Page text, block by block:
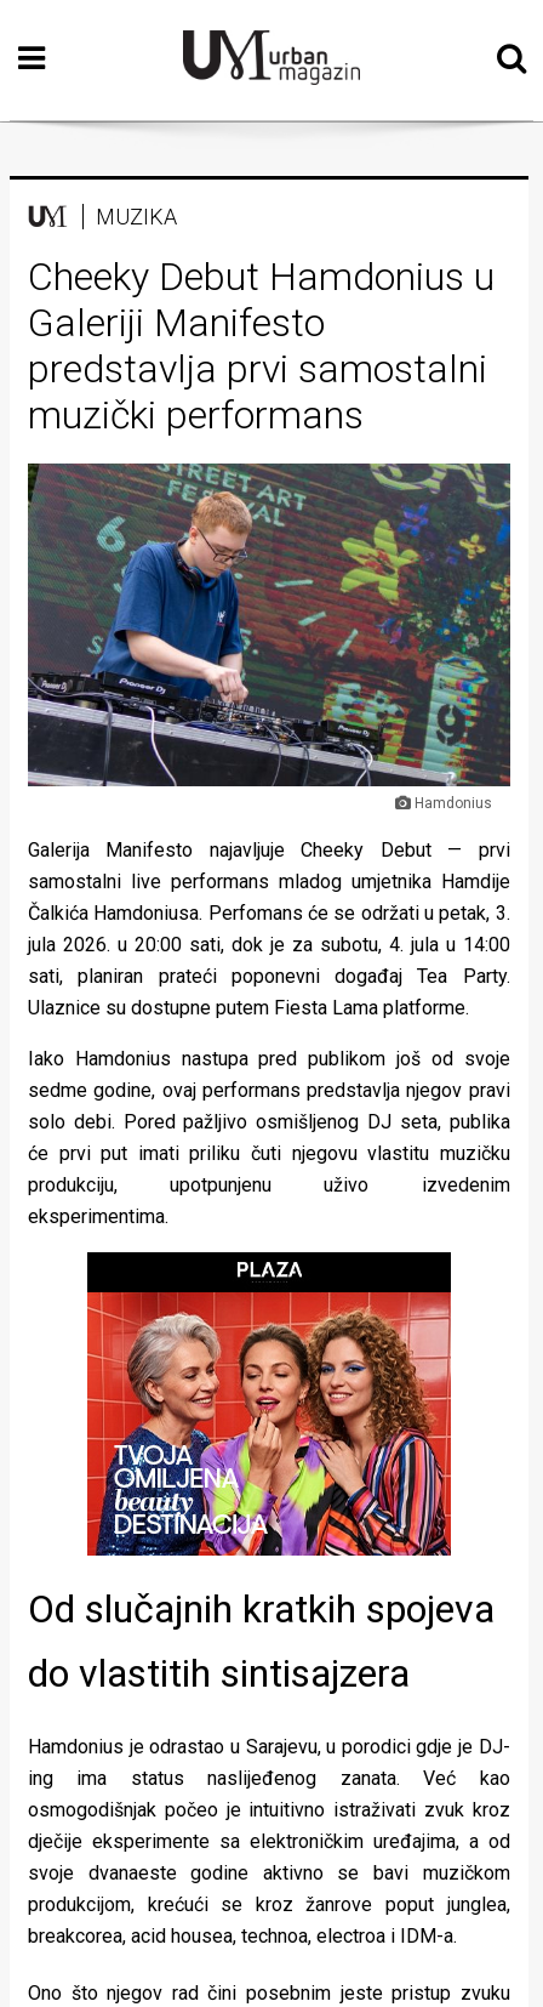
Početna
Vizualne
Teatar
Književnost
Muzika
Film
Intervju
Kolumne
Kultura
Lifestyle
Beauty
Fashion
Zdravlje
Život
pokretu
Ideje
koje
Urban
Places
Aktivizam
Aktuelnosti
MUZIKA
Cheeky Debut Hamdonius u
Galeriji Manifesto
predstavlja prvi samostalni
muzički performans
Hamdonius
Galerija Manifesto najavljuje Cheeky Debut — prvi
samostalni live performans mladog umjetnika Hamdije
Čalkića Hamdoniusa. Perfomans će se održati u petak, 3.
jula 2026. u 20:00 sati, dok je za subotu, 4. jula u 14:00
sati, planiran prateći poponevni događaj Tea Party.
Ulaznice su dostupne putem Fiesta Lama platforme.
Iako Hamdonius nastupa pred publikom još od svoje
sedme godine, ovaj performans predstavlja njegov pravi
solo debi. Pored pažljivo osmišljenog DJ seta, publika
će prvi put imati priliku čuti njegovu vlastitu muzičku
produkciju, upotpunjenu uživo izvedenim
eksperimentima.
Od slučajnih kratkih spojeva
do vlastitih sintisajzera
Hamdonius je odrastao u Sarajevu, u porodici gdje je DJ-
ing ima status naslijeđenog zanata. Već kao
osmogodišnjak počeo je intuitivno istraživati zvuk kroz
dječije eksperimente sa elektroničkim uređajima, a od
svoje dvanaeste godine aktivno se bavi muzičkom
produkcijom, krećući se kroz žanrove poput junglea,
breakcorea, acid housea, technoa, electroa i IDM-a.
Ono što njegov rad čini posebnim jeste pristup zvuku